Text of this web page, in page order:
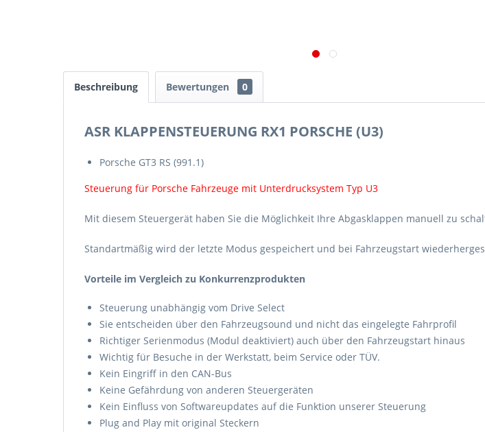
Beschreibung Bewertungen 0
ASR KLAPPENSTEUERUNG RX1 PORSCHE (U3)
Porsche GT3 RS (991.1)
Steuerung für Porsche Fahrzeuge mit Unterdrucksystem Typ U3
Mit diesem Steuergerät haben Sie die Möglichkeit Ihre Abgasklappen manuell zu
Standartmäßig wird der letzte Modus gespeichert und bei Fahrzeugstart
Vorteile im Vergleich zu Konkurrenzprodukten
Steuerung unabhängig vom Drive Select
Sie entscheiden über den Fahrzeugsound und nicht das eingelegte Fahrprofil
Richtiger Serienmodus (Modul deaktiviert) auch über den Fahrzeugstart hinaus
Wichtig für Besuche in der Werkstatt, beim Service oder TÜV.
Kein Eingriff in den CAN-Bus
Keine Gefährdung von anderen Steuergeräten
Kein Einfluss von Softwareupdates auf die Funktion unserer Steuerung
Plug and Play mit original Steckern